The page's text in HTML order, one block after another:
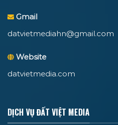
Gmail
datvietmediahn@gmail.com
Website
datvietmedia.com
DỊCH VỤ ĐẤT VIỆT MEDIA